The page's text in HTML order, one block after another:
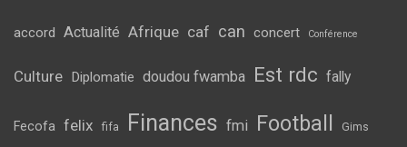
accord Actualité Afrique caf can concert Conférence
Culture Diplomatie doudou fwamba Est rdc fally
Fecofa felix fifa Finances fmi Football Gims